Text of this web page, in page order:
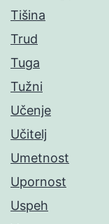
Tišina
Trud
Tuga
Tužni
Učenje
Učitelj
Umetnost
Upornost
Uspeh